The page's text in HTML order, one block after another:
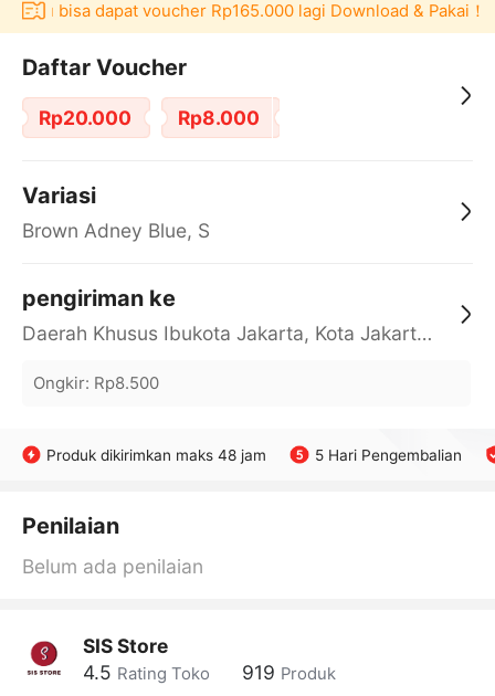
bisa dapat voucher Rp165.000 lagi Download & Pakai！
Daftar Voucher
Rp20.000 Rp8.000
Variasi
Brown Adney Blue, S
pengiriman ke
Daerah Khusus Ibukota Jakarta, Kota Jakarta Barat, Cengkareng, yy
Ongkir: Rp8.500
Produk dikirimkan maks 48 jam 5 Hari Pengembalian
Penilaian
Belum ada penilaian
SIS Store
4.5 Rating Toko 919 Produk